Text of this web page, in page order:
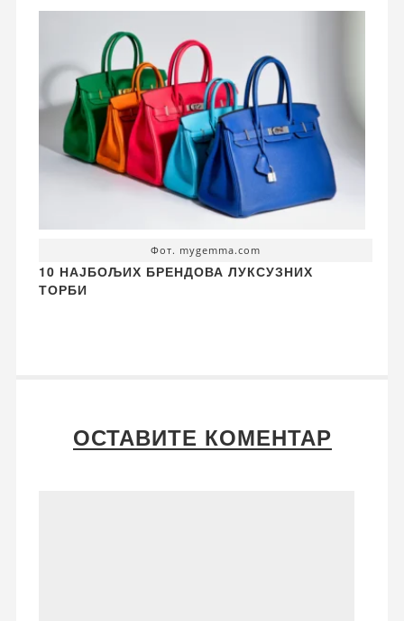
Фот. mygemma.com
10 НАЈБОЉИХ БРЕНДОВА ЛУКСУЗНИХ
ТОРБИ
ОСТАВИТЕ КОМЕНТАР